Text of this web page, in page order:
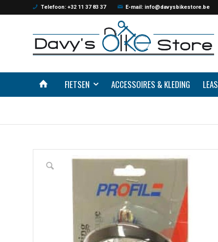
Telefoon: +32 11 37 83 37 E-mail: info@davysbikestore.be
FIETSEN ACCESSOIRES & KLEDING